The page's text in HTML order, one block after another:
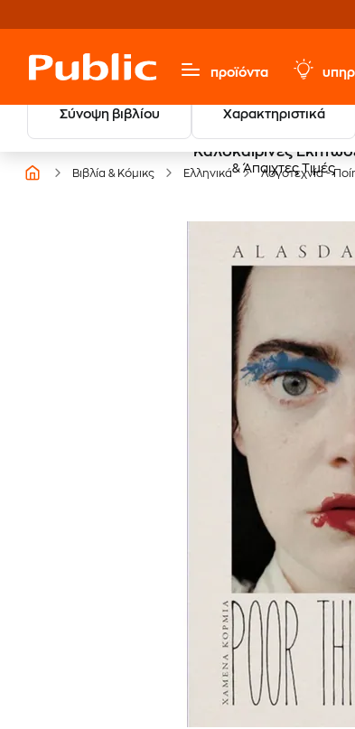
προϊόντα
Σύνοψη βιβλίου Χαρακτηριστικά
Καλοκαιρινές
& Άπαιχτες Τιμές
Βιβλία & Κόμικς Ελληνικά Λογοτεχνία -